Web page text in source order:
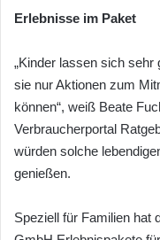
Erlebnisse im Paket
„Kinder lassen sich sehr
sie nur Aktionen zum
können“, weiß Beate
Verbraucherportal
würden solche
genießen.
Speziell für Familien hat